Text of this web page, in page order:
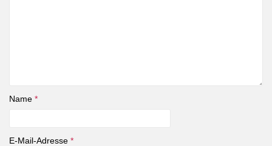
Name *
E-Mail-Adresse *